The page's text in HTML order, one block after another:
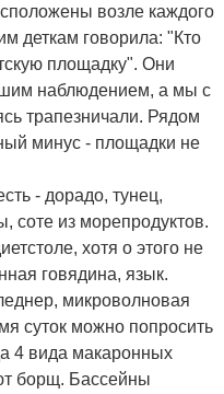
возле каждого
деткам говорила: "Кто
площадку". Они
наблюдением, а мы с
трапезничали. Рядом
минус - площадки не
- дорадо, тунец,
соте из морепродуктов.
хотя о этого не
говядина, язык.
микроволновая
суток можно попросить
4 вида макаронных
борщ. Бассейны